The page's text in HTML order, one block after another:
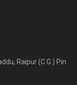
Raipur (C.G.) Pin